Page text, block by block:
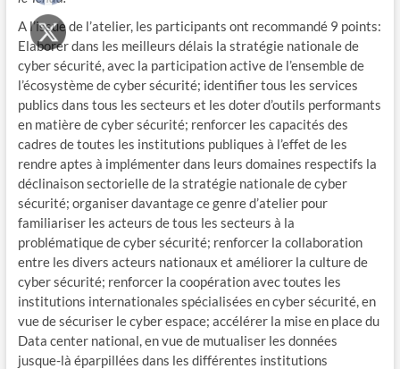
A l’issue de l’atelier, les participants ont recommandé 9 points:
Elaborer dans les meilleurs délais la stratégie nationale de
cyber sécurité, avec la participation active de l’ensemble de
l’écosystème de cyber sécurité; identifier tous les services
publics dans tous les secteurs et les doter d’outils performants
en matière de cyber sécurité; renforcer les capacités des
cadres de toutes les institutions publiques à l’effet de les
rendre aptes à implémenter dans leurs domaines respectifs la
déclinaison sectorielle de la stratégie nationale de cyber
sécurité; organiser davantage ce genre d’atelier pour
familiariser les acteurs de tous les secteurs à la
problématique de cyber sécurité; renforcer la collaboration
entre les divers acteurs nationaux et améliorer la culture de
cyber sécurité; renforcer la coopération avec toutes les
institutions internationales spécialisées en cyber sécurité, en
vue de sécuriser le cyber espace; accélérer la mise en place du
Data center national, en vue de mutualiser les données
jusque-là éparpillées dans les différentes institutions